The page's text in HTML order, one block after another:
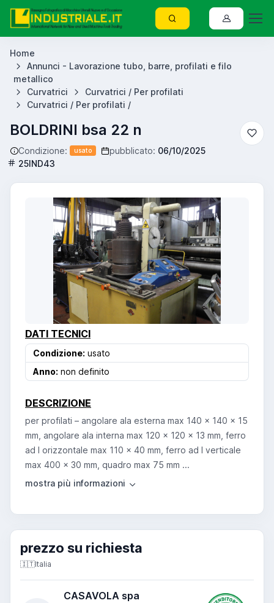
Home
Annunci - Lavorazione tubo, barre, profilati e filo
metallico
Curvatrici
Curvatrici / Per profilati
Curvatrici / Per profilati /
BOLDRINI bsa 22 n
Condizione: usato pubblicato: 06/10/2025
25IND43
DATI TECNICI
Condizione: usato
Anno: non definito
DESCRIZIONE
per profilati – angolare ala esterna max 140 x 140 x 15
mm, angolare ala interna max 120 x 120 x 13 mm, ferro
ad I orizzontale max 110 x 40 mm, ferro ad I verticale
max 400 x 30 mm, quadro max 75 mm ...
prezzo su richiesta
🇮🇹Italia
CASAVOLA spa